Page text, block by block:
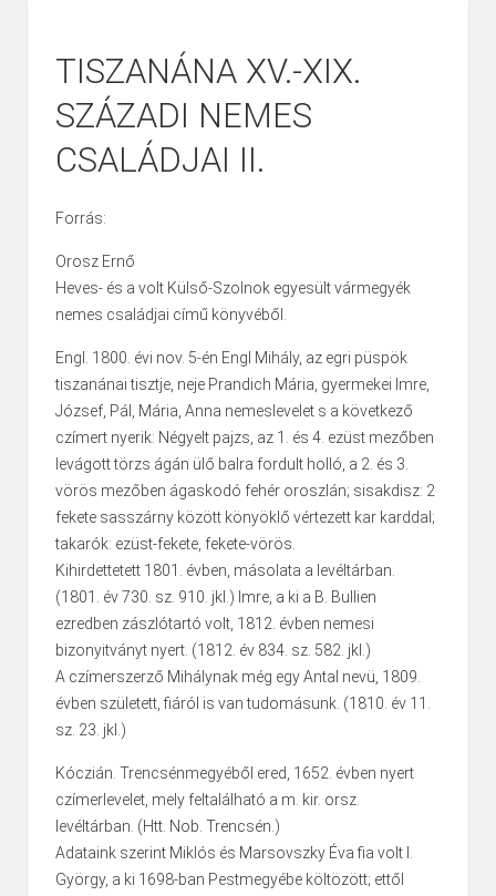
TISZANÁNA XV.-XIX.
SZÁZADI NEMES
CSALÁDJAI II.
Forrás:
Orosz Ernő
Heves- és a volt Külső-Szolnok egyesült vármegyék
nemes családjai című könyvéből.
Engl. 1800. évi nov. 5-én Engl Mihály, az egri püspök
tiszanánai tisztje, neje Prandich Mária, gyermekei Imre,
József, Pál, Mária, Anna nemeslevelet s a következő
czímert nyerik: Négyelt pajzs, az 1. és 4. ezüst mezőben
levágott törzs ágán ülő balra fordult holló, a 2. és 3.
vörös mezőben ágaskodó fehér oroszlán; sisakdisz: 2
fekete sasszárny között könyöklő vértezett kar karddal;
takarók: ezüst-fekete, fekete-vörös.
Kihirdettetett 1801. évben, másolata a levéltárban.
(1801. év 730. sz. 910. jkl.) Imre, a ki a B. Bullien
ezredben zászlótartó volt, 1812. évben nemesi
bizonyitványt nyert. (1812. év 834. sz. 582. jkl.)
A czímerszerző Mihálynak még egy Antal nevü, 1809.
évben született, fiáról is van tudomásunk. (1810. év 11.
sz. 23. jkl.)
Kóczián. Trencsénmegyéből ered, 1652. évben nyert
czímerlevelet, mely feltalálható a m. kir. orsz.
levéltárban. (Htt. Nob. Trencsén.)
Adataink szerint Miklós és Marsovszky Éva fia volt I.
György, a ki 1698-ban Pestmegyébe költözött; ettől